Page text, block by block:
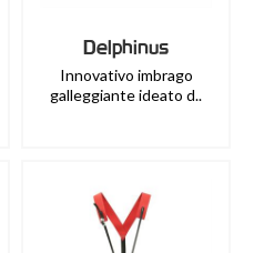
Delphinus
Innovativo imbrago
galleggiante ideato d..